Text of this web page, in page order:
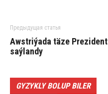
Предыдущая статья
Awst­ri­ýa­da tä­ze Pre­zi­dent
saý­lan­dy
GYZYKLY BOLUP BILER